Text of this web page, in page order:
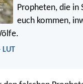
Propheten, die in
euch kommen,